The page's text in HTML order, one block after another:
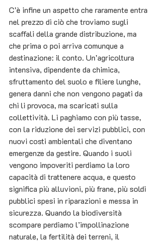
C’è infine un aspetto che raramente entra
nel prezzo di ciò che troviamo sugli
scaffali della grande distribuzione, ma
che prima o poi arriva comunque a
destinazione: il conto. Un’agricoltura
intensiva, dipendente da chimica,
sfruttamento del suolo e filiere lunghe,
genera danni che non vengono pagati da
chi li provoca, ma scaricati sulla
collettività. Li paghiamo con più tasse,
con la riduzione dei servizi pubblici, con
nuovi costi ambientali che diventano
emergenze da gestire. Quando i suoli
vengono impoveriti perdiamo la loro
capacità di trattenere acqua, e questo
significa più alluvioni, più frane, più soldi
pubblici spesi in riparazioni e messa in
sicurezza. Quando la biodiversità
scompare perdiamo l’impollinazione
naturale, la fertilità dei terreni, il